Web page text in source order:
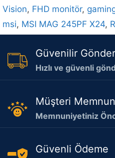
Vision, FHD monitör,
msi, MSI MAG 245PF X24,
Güvenilir
Hızlı ve güvenli
Müşteri
Memnuniyetiniz
Güvenli Ödeme